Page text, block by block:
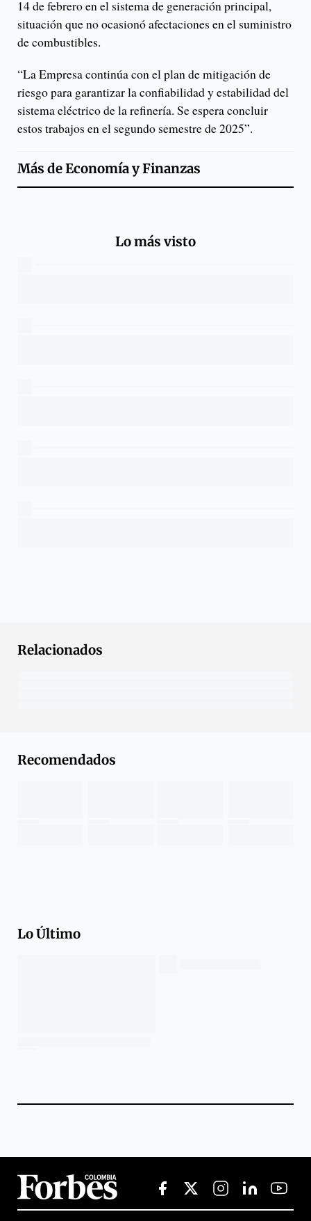
14 de febrero en el sistema de generación principal,
situación que no ocasionó afectaciones en el suministro
de combustibles.
“La Empresa continúa con el plan de mitigación de
riesgo para garantizar la confiabilidad y estabilidad del
sistema eléctrico de la refinería. Se espera concluir
estos trabajos en el segundo semestre de 2025”.
Más deEconomía y Finanzas
Lo más visto
Relacionados
Recomendados
Lo Último